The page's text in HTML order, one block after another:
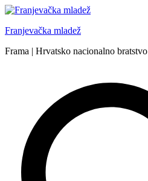
Skip
content
Franjevačka mladež
Frama | Hrvatsko nacionalno bratstvo